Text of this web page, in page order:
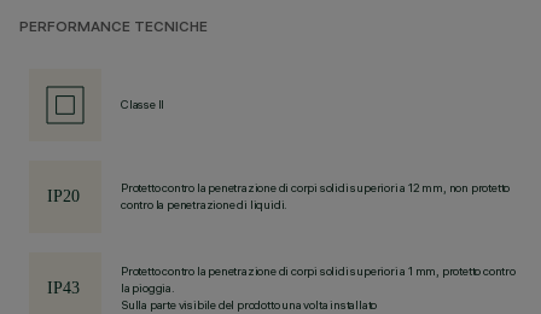
PERFORMANCE TECNICHE
Classe II
Protetto contro la penetrazione di corpi solidi superiori a 12 mm, non protetto
contro la penetrazione di liquidi.
Protetto contro la penetrazione di corpi solidi superiori a 1 mm, protetto contro
la pioggia.
Sulla parte visibile del prodotto una volta installato